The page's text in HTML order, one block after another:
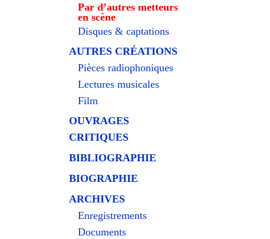
Par d’autres metteurs
en scène
Disques & captations
AUTRES CRÉATIONS
Pièces radiophoniques
Lectures musicales
Film
OUVRAGES
CRITIQUES
BIBLIOGRAPHIE
BIOGRAPHIE
ARCHIVES
Enregistrements
Documents